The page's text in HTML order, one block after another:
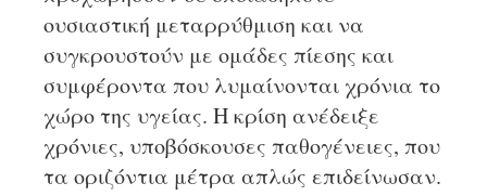
ουσιαστική μεταρρύθμιση και να
συγκρουστούν με ομάδες πίεσης και
συμφέροντα που λυμαίνονται χρόνια το
χώρο της υγείας. Η κρίση ανέδειξε
χρόνιες, υποβόσκουσες παθογένειες, που
τα οριζόντια μέτρα απλώς επιδείνωσαν.